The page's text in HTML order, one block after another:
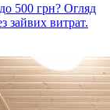
500 грн? Огляд
зайвих витрат.